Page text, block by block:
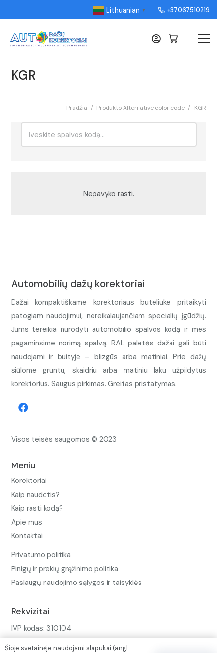
Lithuanian ▼ +37067510219
KGR
Pradžia / Produkto Alternative color code / KGR
Nepavyko rasti.
Automobilių dažų korektoriai
Dažai kompaktiškame korektoriaus buteliuke pritaikyti
patogiam naudojimui, nereikalaujančiam specialių įgūdžių.
Jums tereikia nurodyti automobilio spalvos kodą ir mes
pagaminsime norimą spalvą. RAL paletės dažai gali būti
naudojami ir buityje – blizgūs arba matiniai. Prie dažų
siūlome gruntu, skaidriu arba matiniu laku užpildytus
korektorius. Saugus pirkimas. Greitas pristatymas.
Visos teisės saugomos © 2023
Meniu
Korektoriai
Kaip naudotis?
Kaip rasti kodą?
Apie mus
Kontaktai
Privatumo politika
Pinigų ir prekių grąžinimo politika
Paslaugų naudojimo sąlygos ir taisyklės
Rekvizitai
IVP kodas: 310104
Šioje svetainėje naudojami slapukai (angl.